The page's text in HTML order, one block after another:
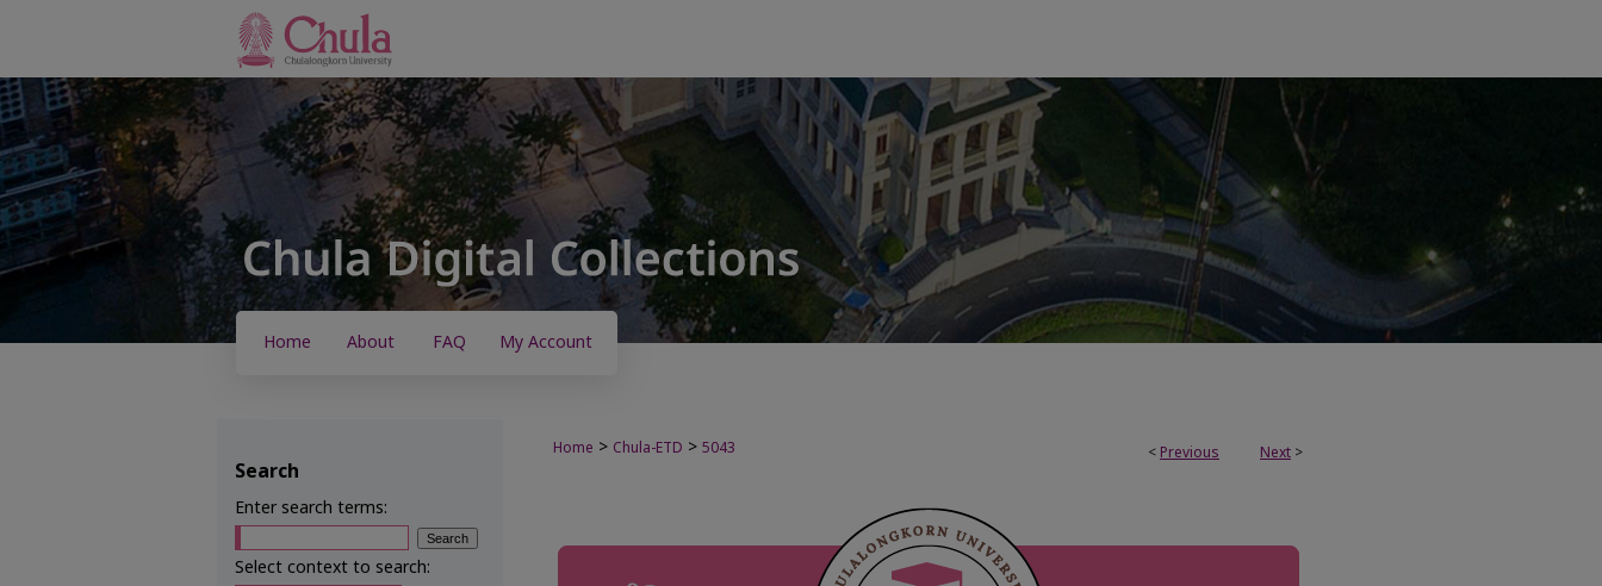
Home About FAQ My Account
< Previous Next >
Home > Chula-ETD > 5043
Search
Enter search terms:
Select context to search: